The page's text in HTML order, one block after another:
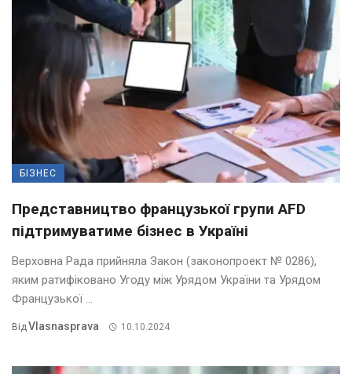
БІЗНЕС
Представництво французької групи AFD
підтримуватиме бізнес в Україні
Верховна Рада прийняла Закон (законопроект № 0286),
яким ратифіковано Угоду між Урядом України та Урядом
Французької ...
ВідVlasnasprava 10.10.2024